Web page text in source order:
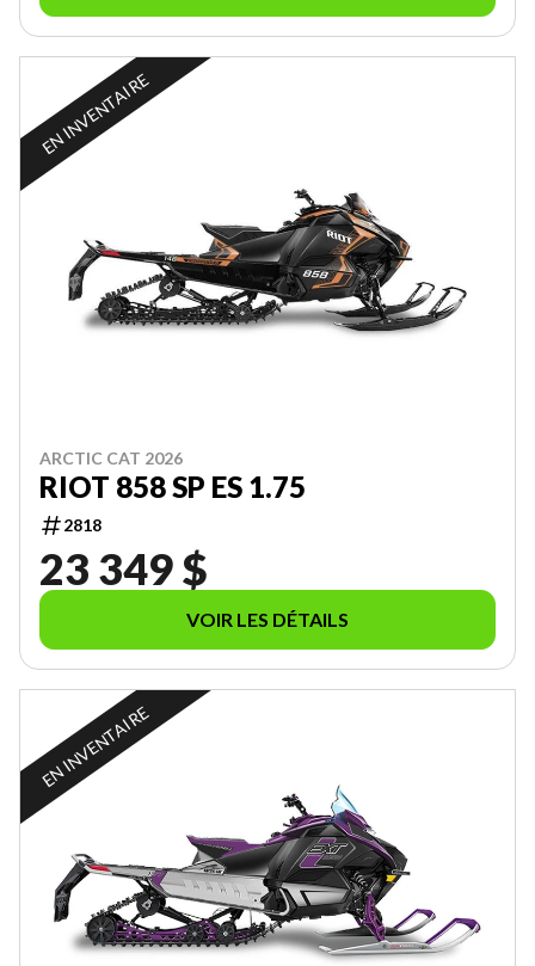
EN INVENTAIRE
ARCTIC CAT 2026
RIOT 858 SP ES 1.75
2818
23 349 $
VOIR LES DÉTAILS
EN INVENTAIRE